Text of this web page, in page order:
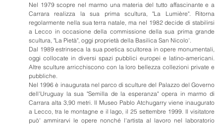
Nel 1979 scopre nel marmo una materia del tutto affascinante e a
Carrara realizza la sua prima scultura, "La Lumière". Ritorna
regolarmente nella sua terra natale, ma nel 1982 decide di stabilirsi
a Lecco in occasione della commissione della sua prima grande
scultura, "La Pietà", oggi proprietà della Basilica San Nicolo'.
Dal 1989 estrinseca la sua poetica scultorea in opere monumentali,
oggi collocate in diversi spazi pubblici europei e latino-americani.
Altre sculture arricchiscono con la loro bellezza collezioni private e
pubbliche.
Nel 1996 è inaugurata nel parco di sculture del Palazzo del Governo
dell'Uruguay la sua "Semilla de la esperanza" opera in marmo di
Carrara alta 3,90 metri. Il Museo Pablo Atchugarry viene inaugurato
a Lecco, tra le montagne e il lago, il 25 settembre 1999. Il visitatore
può' ammirarvi le opere nonché l'artista al lavoro nel laboratorio